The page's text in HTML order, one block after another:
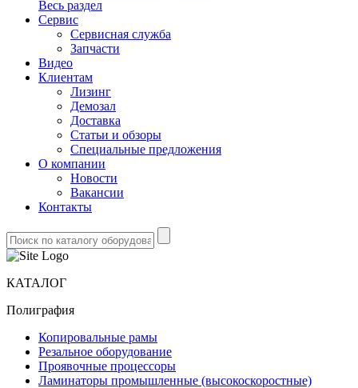
Весь раздел
Сервис
Сервисная служба
Запчасти
Видео
Клиентам
Лизинг
Демозал
Доставка
Статьи и обзоры
Специальные предложения
О компании
Новости
Вакансии
Контакты
КАТАЛОГ
Полиграфия
Копировальные рамы
Резальное оборудование
Проявочные процессоры
Ламинаторы промышленные (высокоскоростные)